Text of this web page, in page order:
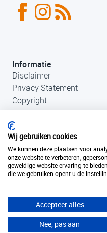
Informatie
Disclaimer
Privacy Statement
Copyright
Contact
KvK Filmtaal 34120749
Wij gebruiken cookies
We kunnen deze plaatsen voor
onze website te verbeteren,
geweldige website-ervaring te
die we gebruiken opent u de
Accepteer alles
Nee, pas aan